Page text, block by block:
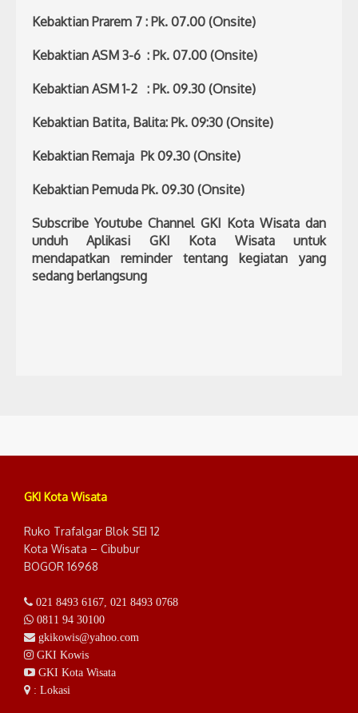
Kebaktian Prarem 7 : Pk. 07.00 (Onsite)
Kebaktian ASM 3-6 : Pk. 07.00 (Onsite)
Kebaktian ASM 1-2 : Pk. 09.30 (Onsite)
Kebaktian Batita, Balita: Pk. 09:30 (Onsite)
Kebaktian Remaja Pk 09.30 (Onsite)
Kebaktian Pemuda Pk. 09.30 (Onsite)
Subscribe Youtube Channel GKI Kota Wisata dan
unduh Aplikasi GKI Kota Wisata untuk
mendapatkan reminder tentang kegiatan yang
sedang berlangsung
GKI Kota Wisata
Ruko Trafalgar Blok SEI 12
Kota Wisata – Cibubur
BOGOR 16968
021 8493 6167 021 8493 0768
0811 94 30100
gkikowis@yahoo.com
GKI Kowis
GKI Kota Wisata
: Lokasi